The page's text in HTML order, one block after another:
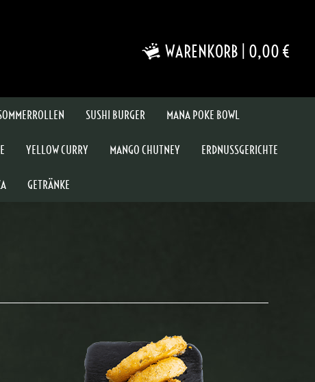
WARENKORB 0,00 €
SUSHI BURGER MANA POKE BOWL
YELLOW CURRY MANGO CHUTNEY ERDNUSSGERICHTE
GETRÄNKE